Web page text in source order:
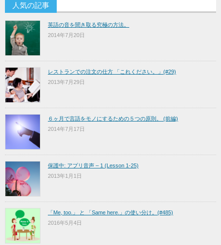
人気の記事
英語の音を聞き取る究極の方法。
2014年7月20日
レストランでの注文の仕方 「これください。」(#29)
2013年7月29日
６ヶ月で言語をモノにするための５つの原則。 (前編)
2014年7月17日
保護中: アプリ音声 – 1 (Lesson 1-25)
2013年1月1日
「Me, too.」 と 「Same here.」の使い分け。(#485)
2016年5月4日